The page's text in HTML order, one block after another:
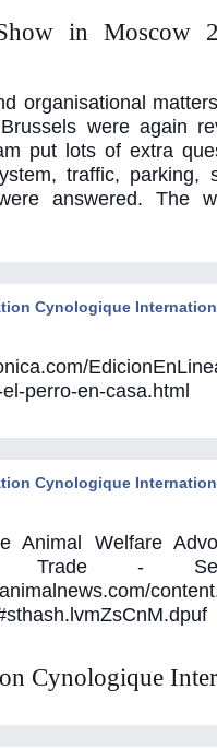
in Moscow
organisational
were again
put lots of extra
traffic, parking,
answered. The
Cynologique
perro-en-casa.html
Cynologique
Animal Welfare
Trade -
Cynologique